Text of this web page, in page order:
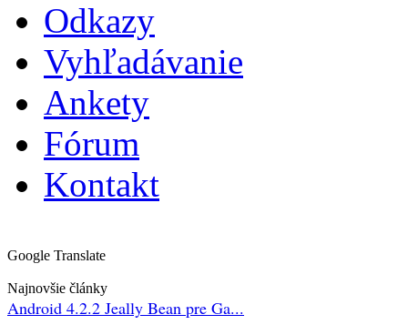
Odkazy
Vyhľadávanie
Ankety
Fórum
Kontakt
Google Translate
Najnovšie články
Android 4.2.2 Jeally Bean pre Ga...